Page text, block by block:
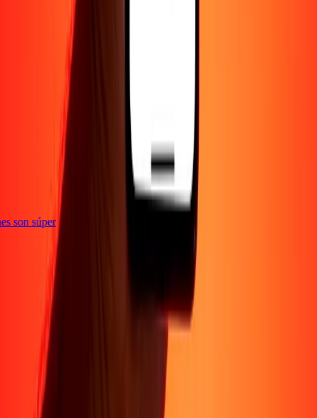
son súper
Acerca de
Conviértete en agenteConviértete en socio
Conviértete en socio estratégico
Carreras Promociones
Transferencia internacional de dinero
Soporte